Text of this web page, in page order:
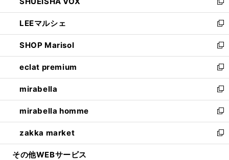
開
く
ド
ウ
で
開
く
ィ
ン
ド
ウ
で
開
く
い
ウ
ィ
ン
ド
ウ
で
開
く
新
し
い
ウ
ィ
ン
ド
ウ
で
開
く
LEEマルシェ
新
し
い
ウ
ィ
ン
ド
ウ
で
開
く
SHOP Marisol
新
し
い
ウ
ィ
ン
ド
ウ
で
開
eclat premium
新
し
い
ウ
ィ
ン
ド
ウ
mirabella
新
し
い
ウ
ィ
ン
mirabella homme
新
し
い
ウ
zakka market
新
し
その他WEBサービス